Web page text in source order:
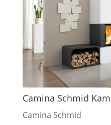
Camina Schmid
Camina Schmid